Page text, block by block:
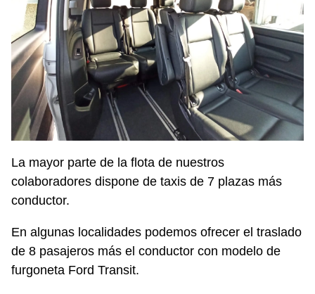
La mayor parte de la flota de nuestros
colaboradores dispone de taxis de 7 plazas más
conductor.
En algunas localidades podemos ofrecer el traslado
de 8 pasajeros más el conductor con modelo de
furgoneta Ford Transit.